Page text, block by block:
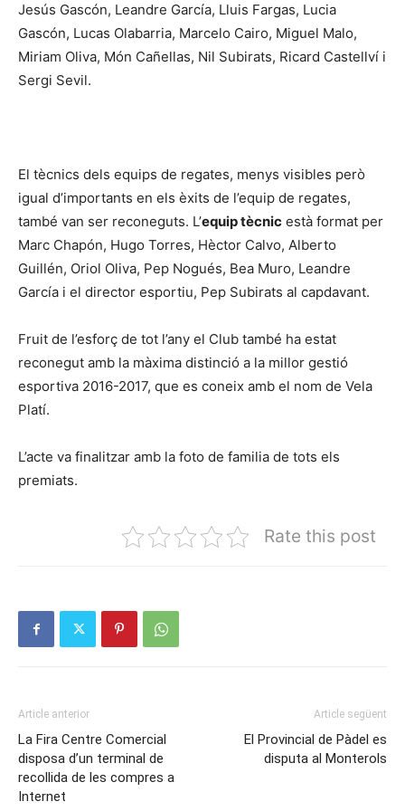
Jesús Gascón, Leandre García, Lluis Fargas, Lucia
Gascón, Lucas Olabarria, Marcelo Cairo, Miguel Malo,
Miriam Oliva, Món Cañellas, Nil Subirats, Ricard Castellví i
Sergi Sevil.
El tècnics dels equips de regates, menys visibles però
igual d’importants en els èxits de l’equip de regates,
també van ser reconeguts. L’equip tècnic està format per
Marc Chapón, Hugo Torres, Hèctor Calvo, Alberto
Guillén, Oriol Oliva, Pep Nogués, Bea Muro, Leandre
García i el director esportiu, Pep Subirats al capdavant.
Fruit de l’esforç de tot l’any el Club també ha estat
reconegut amb la màxima distinció a la millor gestió
esportiva 2016-2017, que es coneix amb el nom de Vela
Platí.
L’acte va finalitzar amb la foto de familia de tots els
premiats.
Rate this post
Article anterior
La Fira Centre Comercial
disposa d’un terminal de
recollida de les compres a
Internet
Article següent
El Provincial de Pàdel es
disputa al Monterols